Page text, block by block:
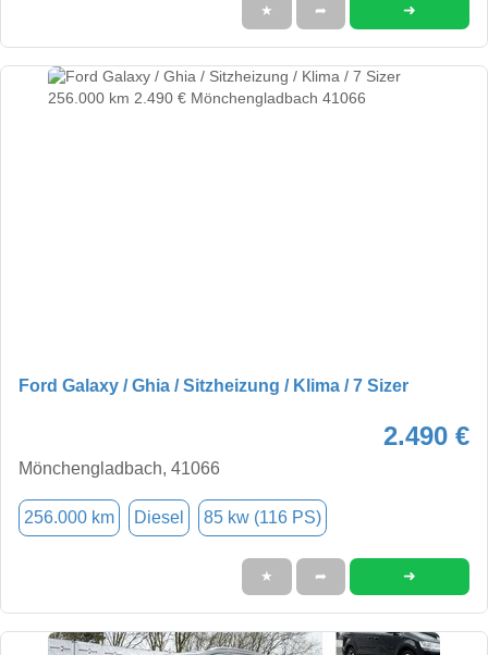
★ ➦ ➜
Ford Galaxy / Ghia / Sitzheizung / Klima / 7 Sizer
2.490 €
Mönchengladbach, 41066
256.000 km Diesel 85 kw (116 PS)
★ ➦ ➜